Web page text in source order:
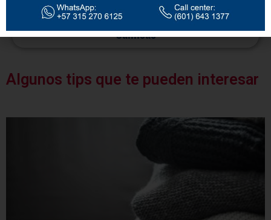
Camisas
Algunos tips que te pueden interesar